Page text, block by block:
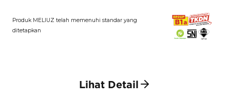
Produk MELIUZ telah memenuhi standar yang
ditetapkan
Lihat Detail